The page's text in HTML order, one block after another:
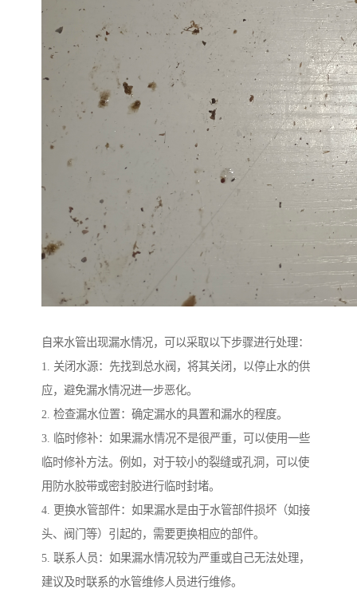
自来水管出现漏水情况，可以采取以下步骤进行处理：
1. 关闭水源：先找到总水阀，将其关闭，以停止水的供
应，避免漏水情况进一步恶化。
2. 检查漏水位置：确定漏水的具置和漏水的程度。
3. 临时修补：如果漏水情况不是很严重，可以使用一些
临时修补方法。例如，对于较小的裂缝或孔洞，可以使
用防水胶带或密封胶进行临时封堵。
4. 更换水管部件：如果漏水是由于水管部件损坏（如接
头、阀门等）引起的，需要更换相应的部件。
5. 联系人员：如果漏水情况较为严重或自己无法处理，
建议及时联系的水管维修人员进行维修。